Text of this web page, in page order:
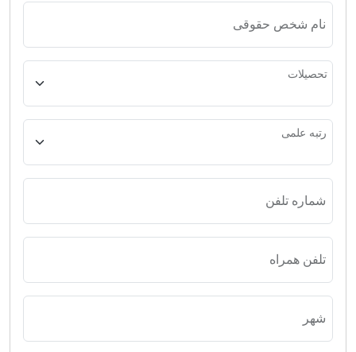
نام شخص حقوقی
تحصیلات
رتبه علمی
شماره تلفن
تلفن همراه
شهر